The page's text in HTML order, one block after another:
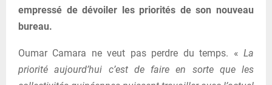
empressé de dévoiler les priorités de son nouveau
bureau.
Oumar Camara ne veut pas perdre du temps. « La
priorité aujourd’hui c’est de faire en sorte que les